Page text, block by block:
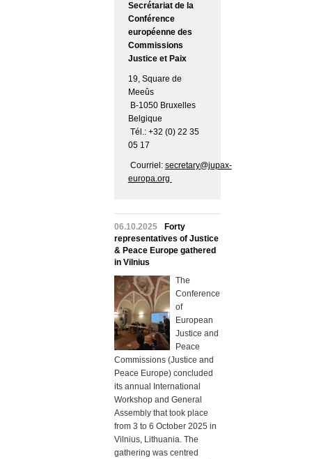
Secrétariat de la
Conférence
européenne des
Commissions
Justice et Paix
19, Square de
Meeûs
B-1050 Bruxelles
Belgique
Tél.: +32 (0) 22 35
05 17
Courriel: secretary@jupax-
europa.org
06.10.2025
Forty
representatives of Justice
& Peace Europe gathered
in Vilnius
The
Conference
of
European
Justice and
Peace
Commissions (Justice and
Peace Europe) concluded
its annual International
Workshop and General
Assembly that took place
from 3 to 6 October 2025 in
Vilnius, Lithuania. The
gathering was centred